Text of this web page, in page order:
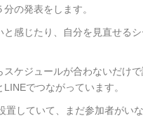
の発表をします。
感じたり、自分を見直せる
ケジュールが合わないだけ
でつながっています。
置していて、まだ参加者がい